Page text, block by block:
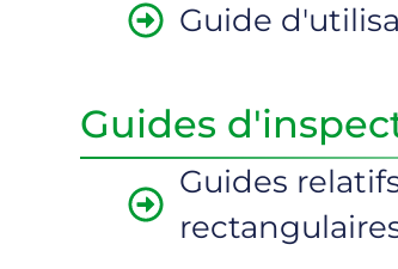
Guide
Guides
Guides